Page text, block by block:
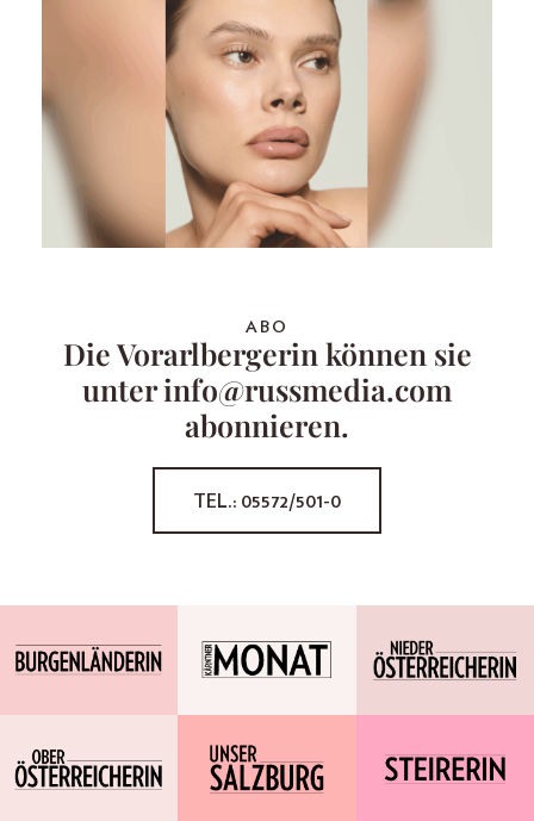
ABO
Die Vorarlbergerin können sie
unter info@russmedia.com
abonnieren.
TEL.: 05572/501-0